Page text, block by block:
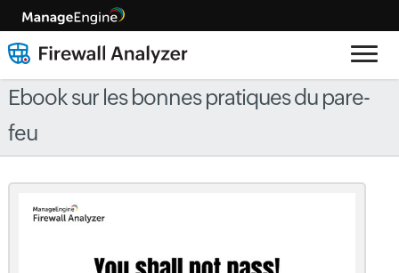
Ebook sur les bonnes pratiques du pare-
feu